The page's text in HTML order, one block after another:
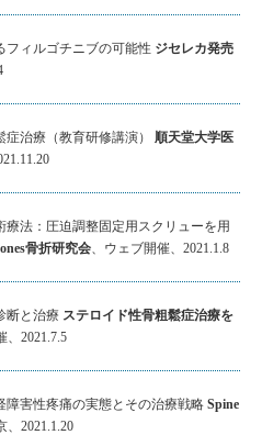
フィルゴチニブの可能性 ジセレカ発売
治療（教育研修講演） 順天堂大学医
法：圧迫調整固定用スクリューを用
骨折研究会、ウェブ開催、2021.1.8
断と治療 ステロイド性骨粗鬆症治療を
、2021.7.5
害性疼痛の実態とその治療戦略 Spine
、2021.1.20